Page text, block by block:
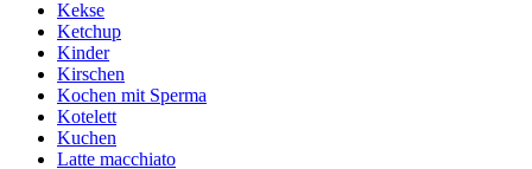
Kekse
Ketchup
Kinder
Kirschen
Kochen mit Sperma
Kotelett
Kuchen
Latte macchiato